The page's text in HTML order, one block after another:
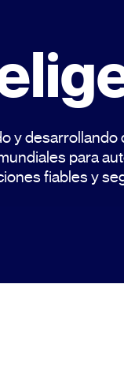
y desarrollando
para
fiables y